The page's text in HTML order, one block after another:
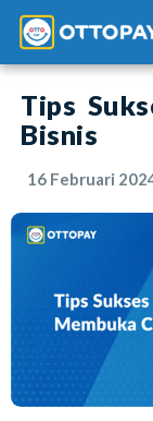
Tips
Bisnis
16 Februari